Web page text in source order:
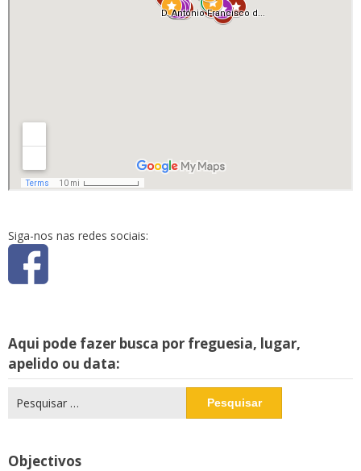
Siga-nos nas redes sociais:
Aqui pode fazer busca por freguesia, lugar,
apelido ou data:
por:
Objectivos